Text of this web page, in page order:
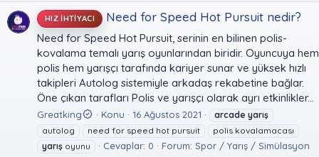
HIZ İHTIYACI Need for Speed Hot Pursuit nedir?
Need for Speed Hot Pursuit, serinin en bilinen polis-
kovalama temalı yarış oyunlarından biridir. Oyuncuya hem
polis hem yarışçı tarafında kariyer sunar ve yüksek hızlı
takipleri Autolog sistemiyle arkadaş rekabetine bağlar.
Öne çıkan tarafları Polis ve yarışçı olarak ayrı etkinlikler...
Greatking Konu 16 Ağustos 2021 arcade yarış
autolog
need for speed hot pursuit
polis kovalamacası
yarış oyunu Cevaplar: 0 Forum: Spor / Yarış / Simülasyon